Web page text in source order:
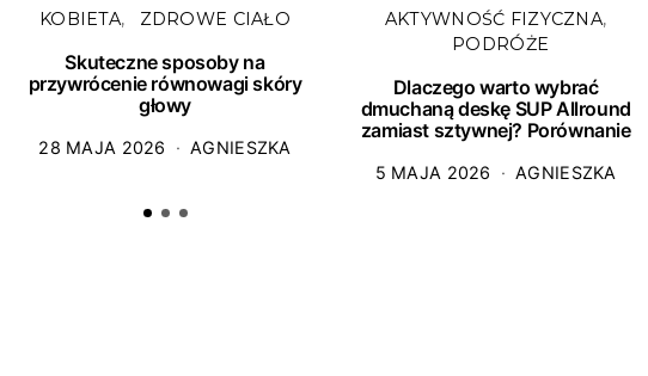
KOBIETA ZDROWE CIAŁO
Skuteczne sposoby na
przywrócenie równowagi skóry
głowy
28 MAJA 2026 AGNIESZKA
AKTYWNOŚĆ FIZYCZNA
PODRÓŻE
Dlaczego warto wybrać
dmuchaną deskę SUP Allround
zamiast sztywnej? Porównanie
5 MAJA 2026 AGNIESZKA